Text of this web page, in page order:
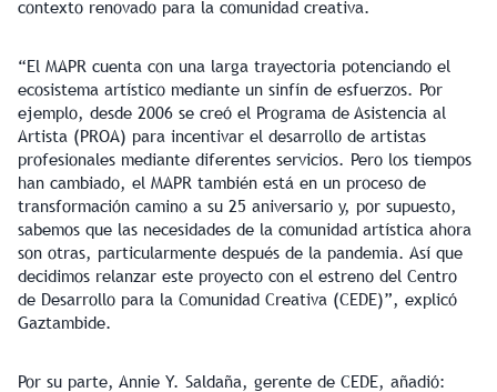
contexto renovado para la comunidad creativa.
“El MAPR cuenta con una larga trayectoria potenciando el
ecosistema artístico mediante un sinfín de esfuerzos. Por
ejemplo, desde 2006 se creó el Programa de Asistencia al
Artista (PROA) para incentivar el desarrollo de artistas
profesionales mediante diferentes servicios. Pero los tiempos
han cambiado, el MAPR también está en un proceso de
transformación camino a su 25 aniversario y, por supuesto,
sabemos que las necesidades de la comunidad artística ahora
son otras, particularmente después de la pandemia. Así que
decidimos relanzar este proyecto con el estreno del Centro
de Desarrollo para la Comunidad Creativa (CEDE)”, explicó
Gaztambide.
Por su parte, Annie Y. Saldaña, gerente de CEDE, añadió: